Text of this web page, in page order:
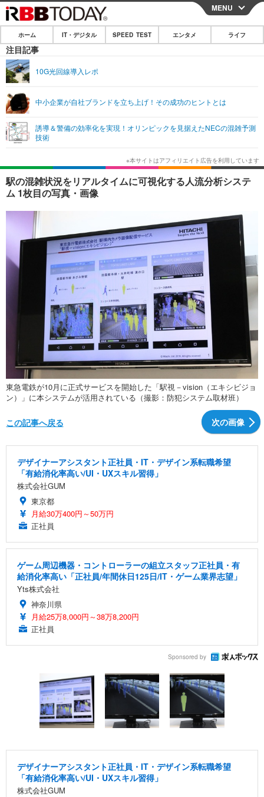
CLOSE
ホーム
IT・デジタル
ショッピング その他
エンタメ
エンタメTOP
韓国・芸能
音楽 スポーツ
ショッピング その他
ライフ
ライフTOP グルメ
ペット ショッピング
リリース一覧
プッシュ通知の停止方法
MENU
ホーム IT・デジタル SPEED TEST エンタメ ライフ
注目記事
10G光回線導入レポ
中小企業が自社ブランドを立ち上げ！その成功のヒントとは
誘導＆警備の効率化を実現！オリンピックを見据えたNECの混雑予測
技術
駅の混雑状況をリアルタイムに可視化する人流分析システ
ム 1枚目の写真・画像
東急電鉄が10月に正式サービスを開始した「駅視－vision（エキシビジョ
ン）」に本システムが活用されている（撮影：防犯システム取材班）
次の画像
この記事へ戻る
デザイナーアシスタント正社員・IT・デザイン系転職希望
「有給消化率高い/UI・UXスキル習得」
株式会社GUM
東京都
月給30万400円～50万円
正社員
ゲーム周辺機器・コントローラーの組立スタッフ正社員・有
給消化率高い「正社員/年間休日125日/IT・ゲーム業界志望」
Yts株式会社
神奈川県
月給25万8,000円～38万8,200円
正社員
Sponsored by
デザイナーアシスタント正社員・IT・デザイン系転職希望
「有給消化率高い/UI・UXスキル習得」
株式会社GUM